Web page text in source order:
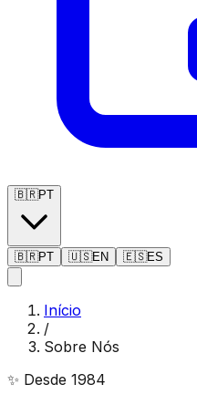
🇧🇷PT
🇧🇷PT 🇺🇸EN 🇪🇸ES
Início
/
Sobre Nós
✨ Desde 1984